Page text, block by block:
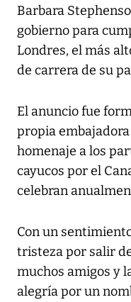
Barbara
gobierno para
Londres, el más
de carrera de su
El anuncio fue
propia
homenaje a los
cayucos por el
celebran
Con un
tristeza por salir
muchos amigos y
alegría por un